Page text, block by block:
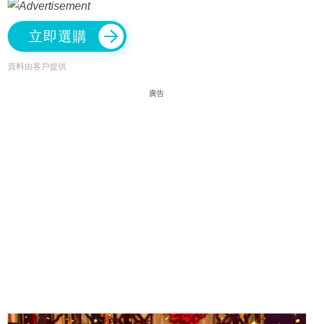
立即選購
資料由客戶提供
廣告